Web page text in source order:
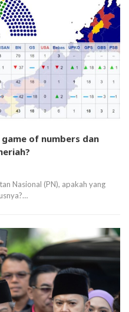
of numbers dan
Nasional (PN), apakah yang